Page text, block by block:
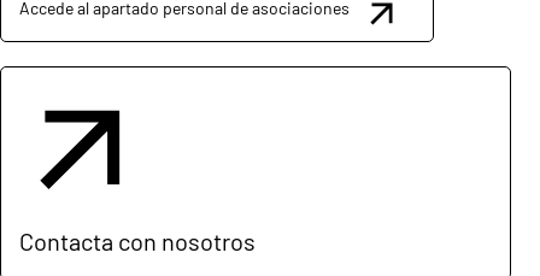
Accede al apartado personal de asociaciones
Contacta con nosotros